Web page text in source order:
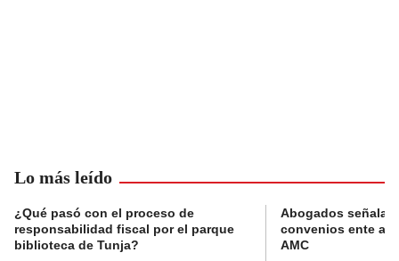
Lo más leído
¿Qué pasó con el proceso de
responsabilidad fiscal por el parque
biblioteca de Tunja?
Abogados
convenios ente
AMC